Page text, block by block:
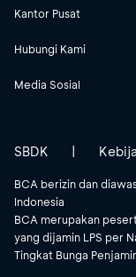
Kantor Pusat
Hubungi Kami
Media Sosial
BCA berizin dan
Indonesia
BCA merupakan
yang dijamin LPS per
Tingkat Bunga
SBDK